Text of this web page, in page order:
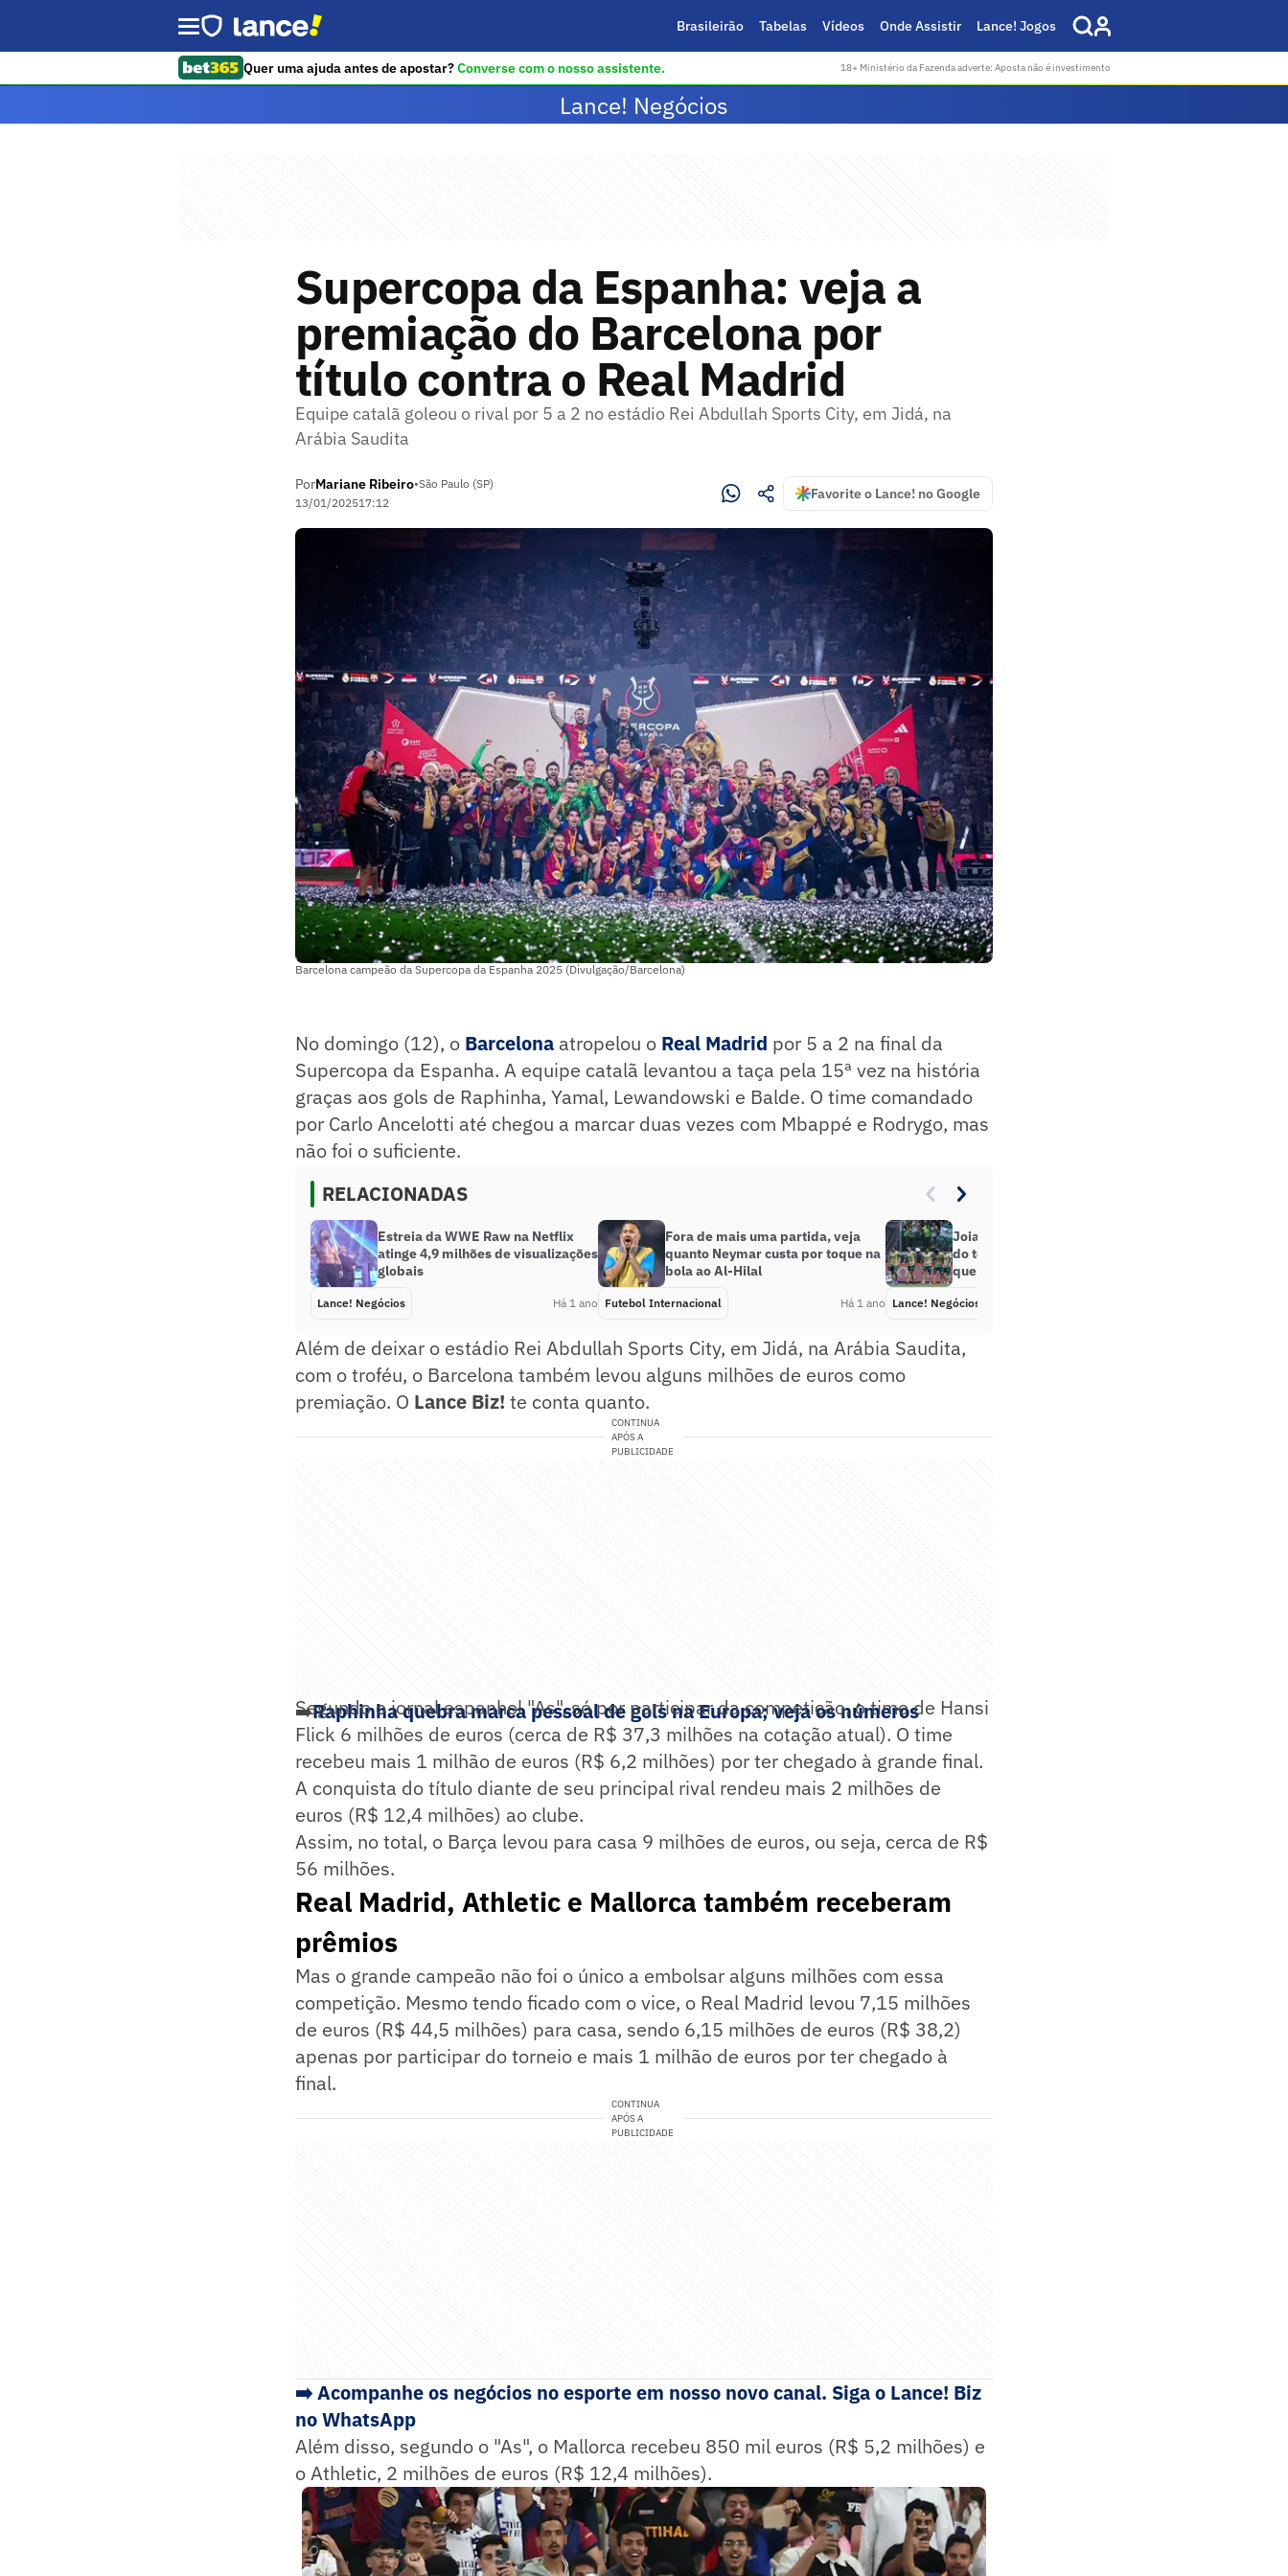
Brasileirão Tabelas Vídeos Onde Assistir Lance! Jogos
Quer uma ajuda antes de apostar?Converse com o nosso assistente. 18+ Ministério da Fazenda adverte: Aposta não é investimento
Lance! Negócios
Supercopa da Espanha: veja a
premiação do Barcelona por
título contra o Real Madrid
Equipe catalã goleou o rival por 5 a 2 no estádio Rei Abdullah Sports City, em Jidá, na
Arábia Saudita
PorMariane Ribeiro•São Paulo (SP)
13/01/202517:12
Favorite o Lance! no Google
Barcelona campeão da Supercopa da Espanha 2025 (Divulgação/Barcelona)
No domingo (12), o Barcelona atropelou o Real Madrid por 5 a 2 na final da
Supercopa da Espanha. A equipe catalã levantou a taça pela 15ª vez na história
graças aos gols de Raphinha, Yamal, Lewandowski e Balde. O time comandado
por Carlo Ancelotti até chegou a marcar duas vezes com Mbappé e Rodrygo, mas
não foi o suficiente.
RELACIONADAS
Estreia da WWE Raw na Netflix
atinge 4,9 milhões de visualizações
globais
Lance! Negócios Há 1 ano
Fora de mais uma partida, veja
quanto Neymar custa por toque na
bola ao Al-Hilal
Futebol Internacional Há 1 ano
Joia palmeirense é o único jogador
do top 100 mais valiosos do mundo
que atua fora da Europa
Lance! Negócios
Além de deixar o estádio Rei Abdullah Sports City, em Jidá, na Arábia Saudita,
com o troféu, o Barcelona também levou alguns milhões de euros como
premiação. O Lance Biz! te conta quanto.
CONTINUA
APÓS A
PUBLICIDADE
➡️Raphinha quebra marca pessoal de gols na Europa; veja os números
Segundo o jornal espanhol "As", só por participar da competição, o time de Hansi
Flick 6 milhões de euros (cerca de R$ 37,3 milhões na cotação atual). O time
recebeu mais 1 milhão de euros (R$ 6,2 milhões) por ter chegado à grande final.
A conquista do título diante de seu principal rival rendeu mais 2 milhões de
euros (R$ 12,4 milhões) ao clube.
Assim, no total, o Barça levou para casa 9 milhões de euros, ou seja, cerca de R$
56 milhões.
Real Madrid, Athletic e Mallorca também receberam
prêmios
Mas o grande campeão não foi o único a embolsar alguns milhões com essa
competição. Mesmo tendo ficado com o vice, o Real Madrid levou 7,15 milhões
de euros (R$ 44,5 milhões) para casa, sendo 6,15 milhões de euros (R$ 38,2)
apenas por participar do torneio e mais 1 milhão de euros por ter chegado à
final.
CONTINUA
APÓS A
PUBLICIDADE
➡️ Acompanhe os negócios no esporte em nosso novo canal. Siga o Lance! Biz
no WhatsApp
Além disso, segundo o "As", o Mallorca recebeu 850 mil euros (R$ 5,2 milhões) e
o Athletic, 2 milhões de euros (R$ 12,4 milhões).